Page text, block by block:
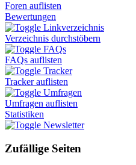
Foren auflisten
Bewertungen
Linkverzeichnis
Verzeichnis durchstöbern
FAQs
FAQs auflisten
Tracker
Tracker auflisten
Umfragen
Umfragen auflisten
Statistiken
Newsletter
Zufällige Seiten